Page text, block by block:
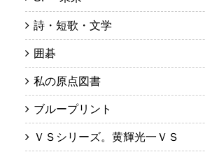
詩・短歌・文学
囲碁
私の原点図書
ブループリント
ＶＳシリーズ。黄輝光一ＶＳ